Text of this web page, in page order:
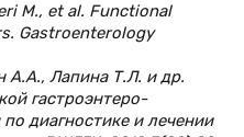
M., et al. Functional
Gastroenterology
Лапина Т.Л. и др.
гастроэнтеро­
диагностике и лечении